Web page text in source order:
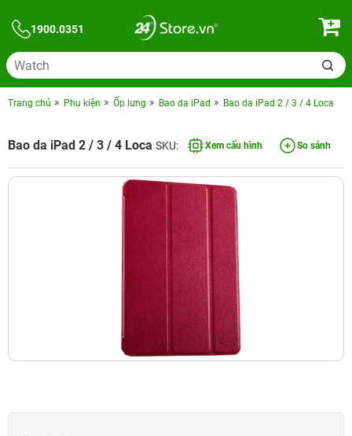
1900.0351
Trang chủ Phụ kiện Ốp lưng Bao da iPad Bao da iPad 2 / 3 / 4 Loca
Bao da iPad 2 / 3 / 4 Loca SKU: Xem cấu hình So sánh